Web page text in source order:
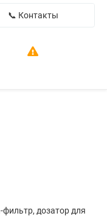
📞 Контакты
дозатор для